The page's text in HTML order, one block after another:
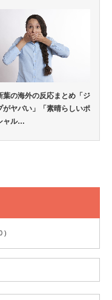
葉の海外の反応まとめ「ジ
がヤバい」「素晴らしいポ
ャル…
)